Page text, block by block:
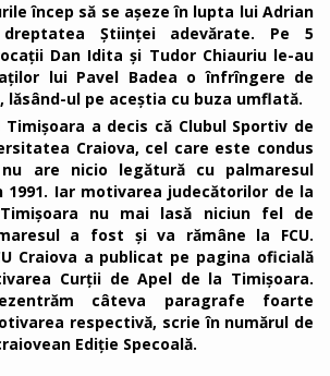
încep să se așeze în lupta lui Adrian
Științei adevărate. Pe 5
Dan Idita și Tudor Chiauriu le-au
lui Pavel Badea o înfrîngere de
ul pe aceștia cu buza umflată.
a decis că Clubul Sportiv de
Craiova, cel care este condus
are nicio legătură cu palmaresul
1991. Iar motivarea judecătorilor de la
nu mai lasă niciun fel de
a fost și va rămâne la FCU.
Craiova a publicat pe pagina oficială
Curții de Apel de la Timișoara.
câteva paragrafe foarte
respectivă, scrie în numărul de
Ediție Specoală.